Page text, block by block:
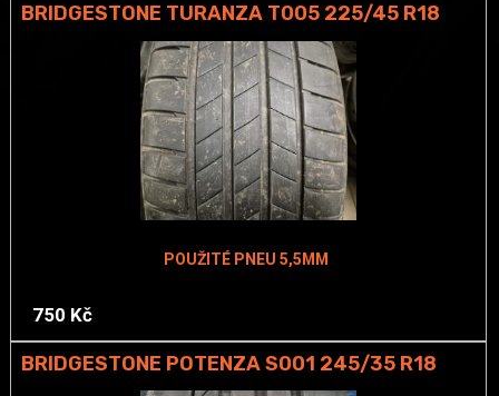
BRIDGESTONE TURANZA T005 225/45 R18
POUŽITÉ PNEU 5,5MM
750 Kč
BRIDGESTONE POTENZA S001 245/35 R18